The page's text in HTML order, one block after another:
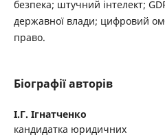
безпека; штучний інтелект;
державної влади; цифровий
право.
Біографії авторів
І.Г. Ігнатченко
кандидатка юридичних